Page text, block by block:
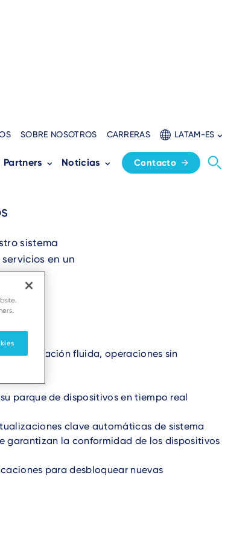
SOBRE NOSOTROS CARRERAS LATAM-ES
Partners Noticias Contacto
sistema
en un
integración fluida, operaciones sin
parque de dispositivos en tiempo real
clave automáticas de sistema
garantizan la conformidad de los dispositivos
para desbloquear nuevas